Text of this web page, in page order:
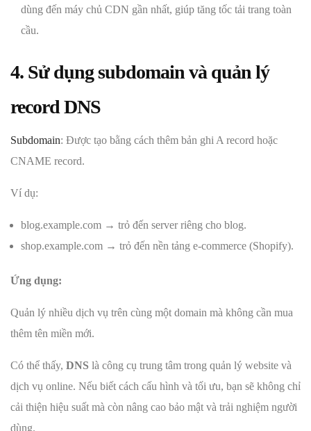
dùng đến máy chủ CDN gần nhất, giúp tăng tốc tải trang toàn
cầu.
4. Sử dụng subdomain và quản lý
record DNS
Subdomain: Được tạo bằng cách thêm bản ghi A record hoặc
CNAME record.
Ví dụ:
blog.example.com → trỏ đến server riêng cho blog.
shop.example.com → trỏ đến nền tảng e-commerce (Shopify).
Ứng dụng:
Quản lý nhiều dịch vụ trên cùng một domain mà không cần mua
thêm tên miền mới.
Có thể thấy, DNS là công cụ trung tâm trong quản lý website và
dịch vụ online. Nếu biết cách cấu hình và tối ưu, bạn sẽ không chỉ
cải thiện hiệu suất mà còn nâng cao bảo mật và trải nghiệm người
dùng.